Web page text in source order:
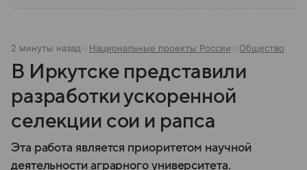
2 минуты назад Национальные проекты России Общество
В Иркутске представили
разработки ускоренной
селекции сои и рапса
Эта работа является приоритетом научной
деятельности аграрного университета.